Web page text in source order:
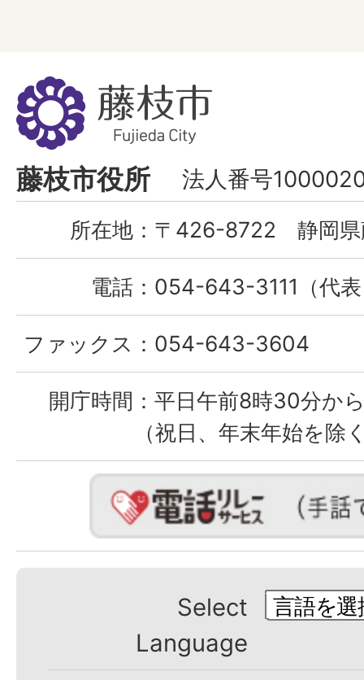
藤
枝
市
Fujieda
City
藤枝市役所 法人番号
所在地： 〒426-8722 静岡県
電話： 054-643-3111（代
ファックス： 054-643-3604
開庁時間： 平日午前8時30分か
（祝日、年末年始を除
Select
Language